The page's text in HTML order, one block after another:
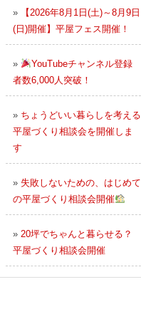
»
【2026年8月1日(土)～8月9日
(日)開催】平屋フェス開催！
»
YouTubeチャンネル登録
者数6,000人突破！
» ちょうどいい暮らしを考える
平屋づくり相談会を開催しま
す
» 失敗しないための、はじめて
の平屋づくり相談会開催
» 20坪でちゃんと暮らせる？
平屋づくり相談会開催